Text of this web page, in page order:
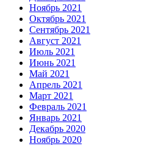
Ноябрь 2021
Октябрь 2021
Сентябрь 2021
Август 2021
Июль 2021
Июнь 2021
Май 2021
Апрель 2021
Март 2021
Февраль 2021
Январь 2021
Декабрь 2020
Ноябрь 2020